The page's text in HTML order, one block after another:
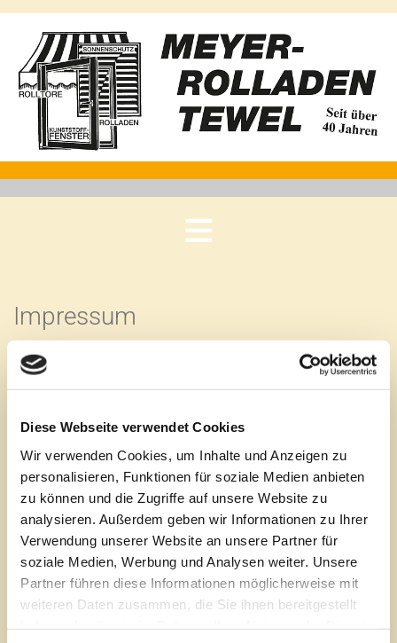
Diese Webseite verwendet Cookies
Wir verwenden Cookies, um Inhalte und Anzeigen zu
personalisieren, Funktionen für soziale Medien anbieten
zu können und die Zugriffe auf unsere Website zu
analysieren. Außerdem geben wir Informationen zu Ihrer
Verwendung unserer Website an unsere Partner für
soziale Medien, Werbung und Analysen weiter. Unsere
Partner führen diese Informationen möglicherweise mit
weiteren Daten zusammen, die Sie ihnen bereitgestellt
Impressum
Meyer-Rolladen
Telefon:
05195 343
E-Mail:info@meyer-rolladen.de
Inhaber: Axel Meyer
Registergericht: Handelsregister Lüneburg
Registernummer: HRA 202560
Handwerkskammer: Lüneburg-Stade